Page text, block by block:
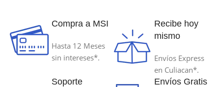
PAGINAS AL 5% DE COBERTURA
70 ml
TECNOLOGÍA DE IMPRESIÓN
PAGINAS AL 5% DE
12000
TECNOLOGÍA DE
Compra a MSI
Hasta 12 Meses
sin intereses*.
Recibe hoy
mismo
Envíos Express
en Culiacan*.
Soporte
Envíos Gratis